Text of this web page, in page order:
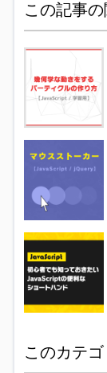
この記事
このカテ